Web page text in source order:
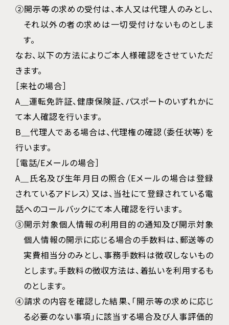
②開示等の求めの受付は、本人又は代理人のみとし、
それ以外の者の求めは一切受付けないものとしま
す。
なお、以下の方法によりご本人様確認をさせていただ
きます。
［来社の場合］
A＿運転免許証、健康保険証、パスポートのいずれかに
て本人確認を行います。
B＿代理人である場合は、代理権の確認（委任状等）を
行います。
［電話/Eメールの場合］
A＿氏名及び生年月日の照合（Eメールの場合は登録
されているアドレス）又は、当社にて登録されている電
話へのコールバックにて本人確認を行います。
③開示対象個人情報の利用目的の通知及び開示対象
個人情報の開示に応じる場合の手数料は、郵送等の
実費相当分のみとし、事務手数料は徴収しないもの
とします。手数料の徴収方法は、着払いを利用するも
のとします。
④請求の内容を確認した結果、「開示等の求めに応じ
る必要のない事項」に該当する場合及び人事評価的